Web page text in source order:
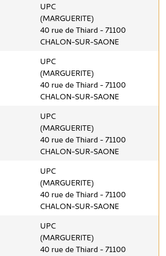
UPC
(MARGUERITE)
40 rue de Thiard - 71100
CHALON-SUR-SAONE
UPC
(MARGUERITE)
40 rue de Thiard - 71100
CHALON-SUR-SAONE
UPC
(MARGUERITE)
40 rue de Thiard - 71100
CHALON-SUR-SAONE
UPC
(MARGUERITE)
40 rue de Thiard - 71100
CHALON-SUR-SAONE
UPC
(MARGUERITE)
40 rue de Thiard - 71100